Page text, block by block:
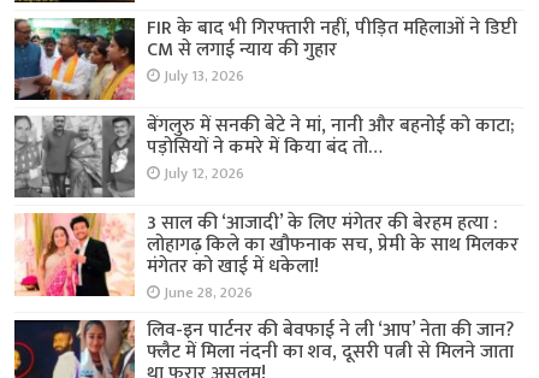
FIR के बाद भी गिरफ्तारी नहीं, पीड़ित महिलाओं ने डिप्टी
CM से लगाई न्याय की गुहार
July 13, 2026
बेंगलुरु में सनकी बेटे ने मां, नानी और बहनोई को काटा;
पड़ोसियों ने कमरे में किया बंद तो…
July 12, 2026
3 साल की ‘आजादी’ के लिए मंगेतर की बेरहम हत्या :
लोहागढ़ किले का खौफनाक सच, प्रेमी के साथ मिलकर
मंगेतर को खाई में धकेला!
June 28, 2026
लिव-इन पार्टनर की बेवफाई ने ली ‘आप’ नेता की जान?
फ्लैट में मिला नंदनी का शव, दूसरी पत्नी से मिलने जाता